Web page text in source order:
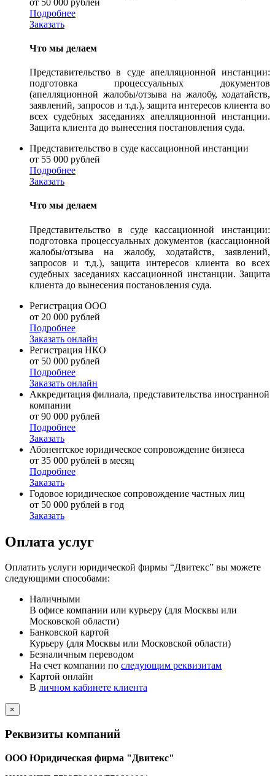
Подробнее
Заказать
Что мы делаем
Представительство в суде апелляционной инстанции:
подготовка процессуальных документов
(апелляционной жалобы/отзыва на жалобу, ходатайств,
заявлений, запросов и т.д.), защита интересов клиента во
всех судебных заседаниях апелляционной инстанции.
Защита клиента до вынесения постановления суда.
Представительство в суде кассационной инстанции
от 55 000 рублей
Подробнее
Заказать
Что мы делаем
Представительство в суде кассационной инстанции:
подготовка процессуальных документов (кассационной
жалобы/отзыва на жалобу, ходатайств, заявлений,
запросов и т.д.), защита интересов клиента во всех
судебных заседаниях кассационной инстанции. Защита
клиента до вынесения постановления суда.
Регистрация ООО
от 20 000 рублей
Подробнее
Заказать онлайн
Регистрация НКО
от 50 000 рублей
Подробнее
Заказать онлайн
Аккредитация филиала, представительства иностранной
компании
от 90 000 рублей
Подробнее
Заказать
Абонентское юридическое сопровождение бизнеса
от 35 000 рублей в месяц
Подробнее
Заказать
Годовое юридическое сопровождение частных лиц
от 50 000 рублей в год
Заказать
Оплата услуг
Оплатить услуги юридической фирмы “Двитекс” вы можете
следующими способами:
Наличными
В офисе компании или курьеру (для Москвы или
Московской области)
Банковской картой
Курьеру (для Москвы или Московской области)
Безналичным переводом
На счет компании по следующим реквизитам
Картой онлайн
В личном кабинете клиента
×
Реквизиты компаний
ООО Юридическая фирма "Двитекс"